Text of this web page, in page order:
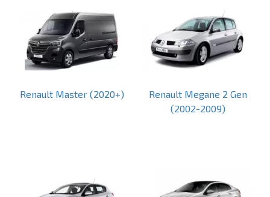
Renault Master (2020+)
Renault Megane 2 Gen
(2002-2009)